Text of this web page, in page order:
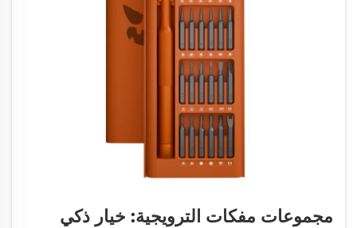
مجموعات مفكات الترويجية: خيار ذكي